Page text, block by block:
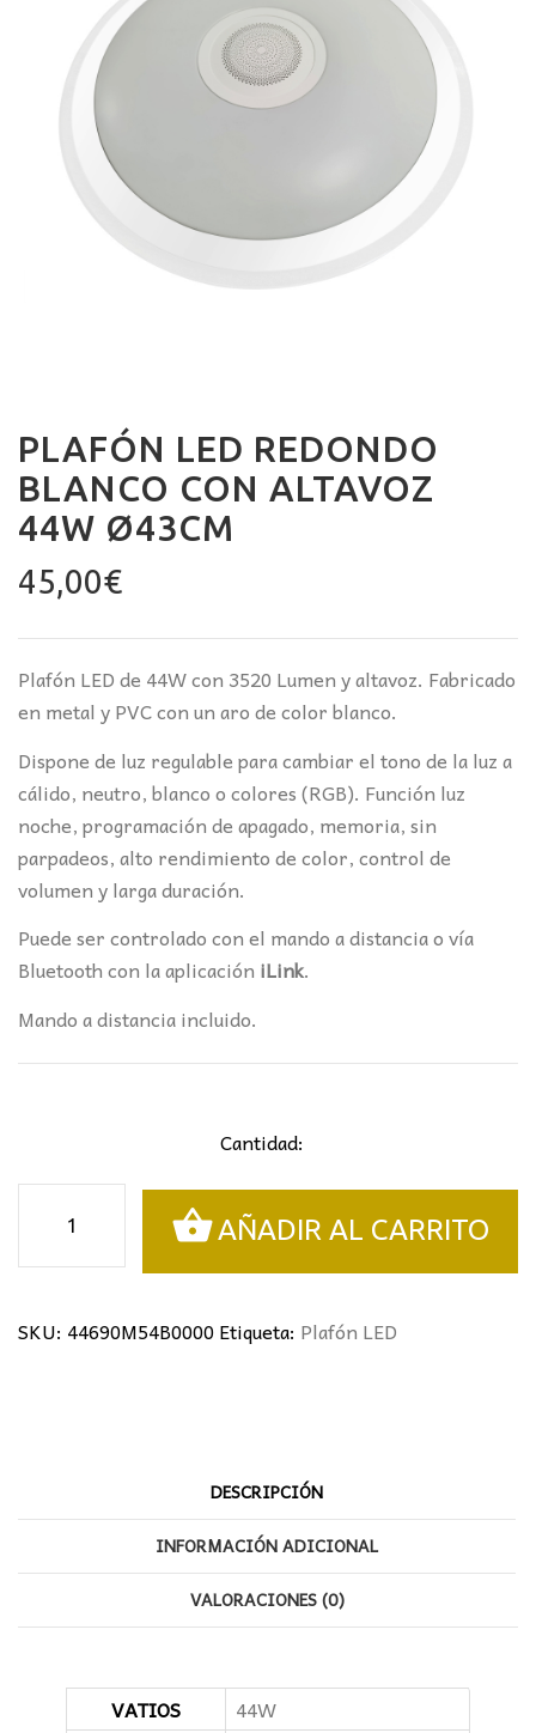
PLAFÓN LED REDONDO
BLANCO CON ALTAVOZ
44W Ø43CM
45,00€
Plafón LED de 44W con 3520 Lumen y altavoz. Fabricado
en metal y PVC con un aro de color blanco.
Dispone de luz regulable para cambiar el tono de la luz a
cálido, neutro, blanco o colores (RGB). Función luz
noche, programación de apagado, memoria, sin
parpadeos, alto rendimiento de color, control de
volumen y larga duración.
Puede ser controlado con el mando a distancia o vía
Bluetooth con la aplicación iLink.
Mando a distancia incluido.
Cantidad:
REDONDO
CON
AÑADIR AL CARRITO
SKU: 44690M54B0000Etiqueta: Plafón LED
DESCRIPCIÓN
INFORMACIÓN ADICIONAL
VALORACIONES (0)
VATIOS
44W